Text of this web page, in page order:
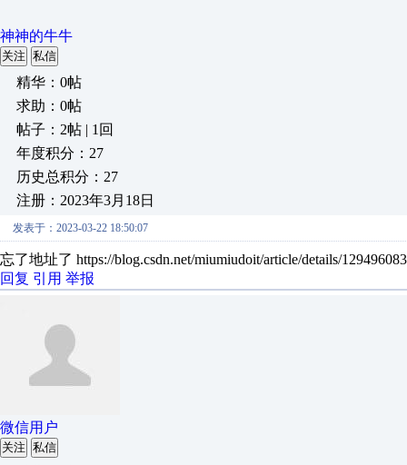
神神的牛牛
关注 私信
精华：0帖
求助：0帖
帖子：2帖 | 1回
年度积分：27
历史总积分：27
注册：2023年3月18日
发表于：2023-03-22 18:50:07
忘了地址了 https://blog.csdn.net/miumiudoit/article/details/129496083
回复 引用 举报
微信用户
关注 私信